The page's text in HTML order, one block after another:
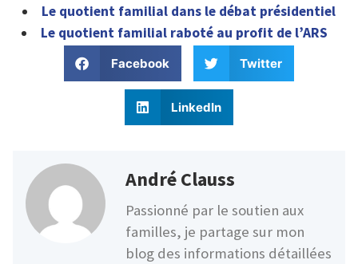
Le quotient familial dans le débat présidentiel
Le quotient familial raboté au profit de l’ARS
Facebook Twitter
LinkedIn
André Clauss
Passionné par le soutien aux
familles, je partage sur mon
blog des informations détaillées